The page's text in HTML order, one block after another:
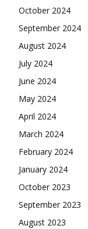
October 2024
September 2024
August 2024
July 2024
June 2024
May 2024
April 2024
March 2024
February 2024
January 2024
October 2023
September 2023
August 2023